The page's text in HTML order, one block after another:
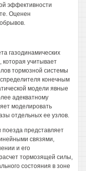
эффективности
Оценен
газодинамических
которая учитывает
тормозной системы
конечным
модели явные
адекватному
моделировать
отдельных ее узлов.
представляет
связями,
и его
тормозящей силы,
состояния в зоне